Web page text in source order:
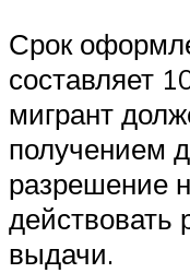
Срок
составляет
мигрант
получением
разрешение
действовать
выдачи.